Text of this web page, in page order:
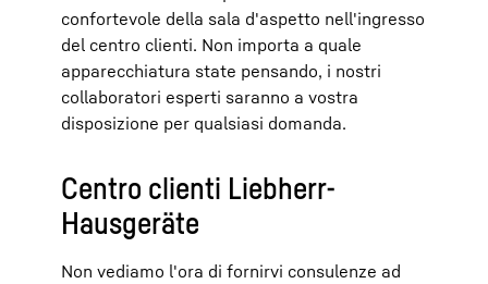
confortevole della sala d'aspetto nell'ingresso
del centro clienti. Non importa a quale
apparecchiatura state pensando, i nostri
collaboratori esperti saranno a vostra
disposizione per qualsiasi domanda.
Centro clienti Liebherr-
Hausgeräte
Non vediamo l'ora di fornirvi consulenze ad